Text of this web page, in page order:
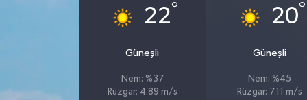
22°
Güneşli
Nem: %37
Rüzgar: 4.89 m/s
20°
Güneşli
Nem: %45
Rüzgar: 7.11 m/s